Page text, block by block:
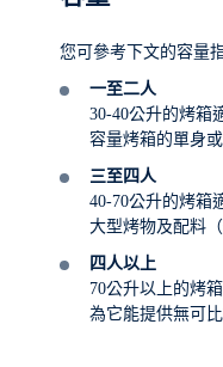
您可參考下文的容量
一至二人
30-40公升的烤箱
容量烤箱的單身
三至四人
40-70公升的烤箱
大型烤物及配料
四人以上
70公升以上的烤
為它能提供無可